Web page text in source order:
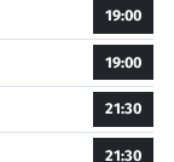
19:00
19:00
21:30
21:30